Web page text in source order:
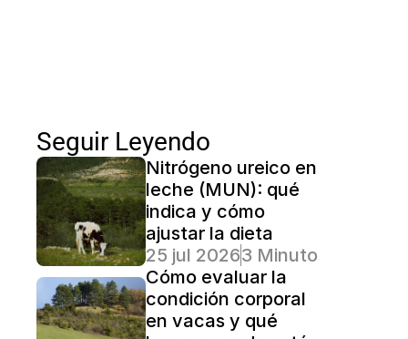
Seguir Leyendo
Nitrógeno ureico en
leche (MUN): qué
indica y cómo
ajustar la dieta
25 jul 20263 Minutos Lectura
Cómo evaluar la
condición corporal
en vacas y qué